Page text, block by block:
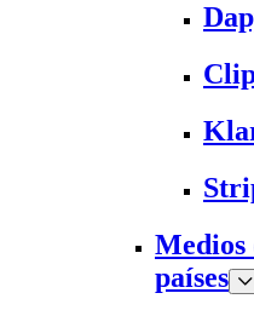
Medios
países